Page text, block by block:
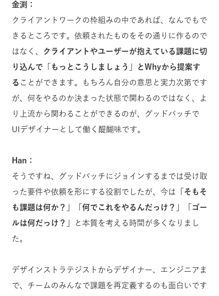
金渕：
クライアントワークの枠組みの中であれば、なんでもで
きるところです。依頼されたものをその通りに作るので
はなく、
クライアントやユーザーが抱えている課題に切
り込んで「もっとこうしましょう」とWhyから提案す
る ことができます。もちろん自分の意思と実力次第です
が、何をやるのか決まった状態で関わるのではなく、よ
り上流から関わることができるのが、グッドパッチで
UIデザイナーとして働く醍醐味です。
Han：
そうですね、グッドパッチにジョインするまでは受け取
った要件や依頼を形にする役割でしたが、今は
「そもそ
も課題は何か？」「何でこれをやるんだっけ？」「ゴー
ルは何だっけ？」
と本質を考える時間が多くなりまし
た。
デザインストラテジストからデザイナー、エンジニアま
で、チームのみんなで課題を再定義するのも面白いです